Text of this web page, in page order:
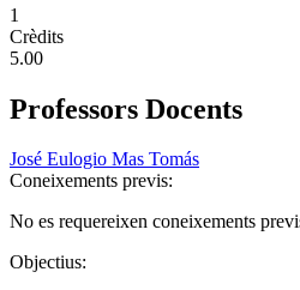
1
Crèdits
5.00
Professors Docents
José Eulogio Mas Tomás
Coneixements previs:
No es requereixen coneixements
Objectius: